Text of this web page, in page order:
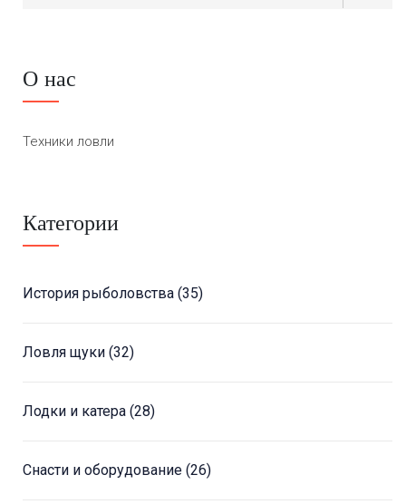
О нас
Техники ловли
Категории
История рыболовства (35)
Ловля щуки (32)
Лодки и катера (28)
Снасти и оборудование (26)